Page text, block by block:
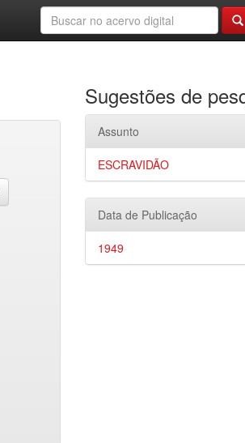
Sugestões de
Assunto
ESCRAVIDÃO
Data de Publicação
1949